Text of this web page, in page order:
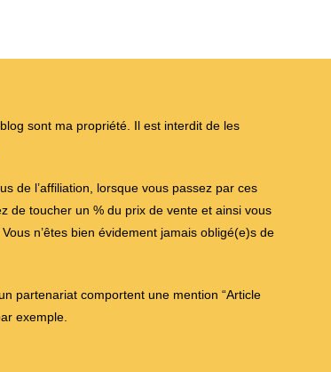
sont ma propriété. Il est interdit de les
de l’affiliation, lorsque vous passez par ces
de toucher un % du prix de vente et ainsi vous
n’êtes bien évidement jamais obligé(e)s de
partenariat comportent une mention “Article
exemple.